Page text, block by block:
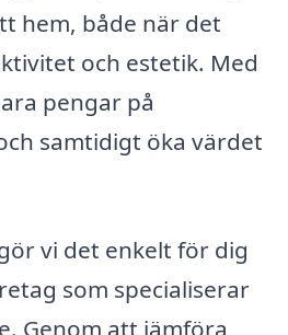
hem, både när det
och estetik. Med
pengar på
samtidigt öka värdet
vi det enkelt för dig
som specialiserar